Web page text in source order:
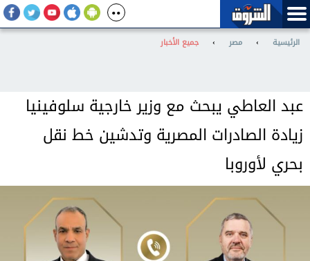
الرئيسية › مصر › جميع الأخبار
عبد العاطي يبحث مع وزير خارجية سلوفينيا
زيادة الصادرات المصرية وتدشين خط نقل
بحري لأوروبا